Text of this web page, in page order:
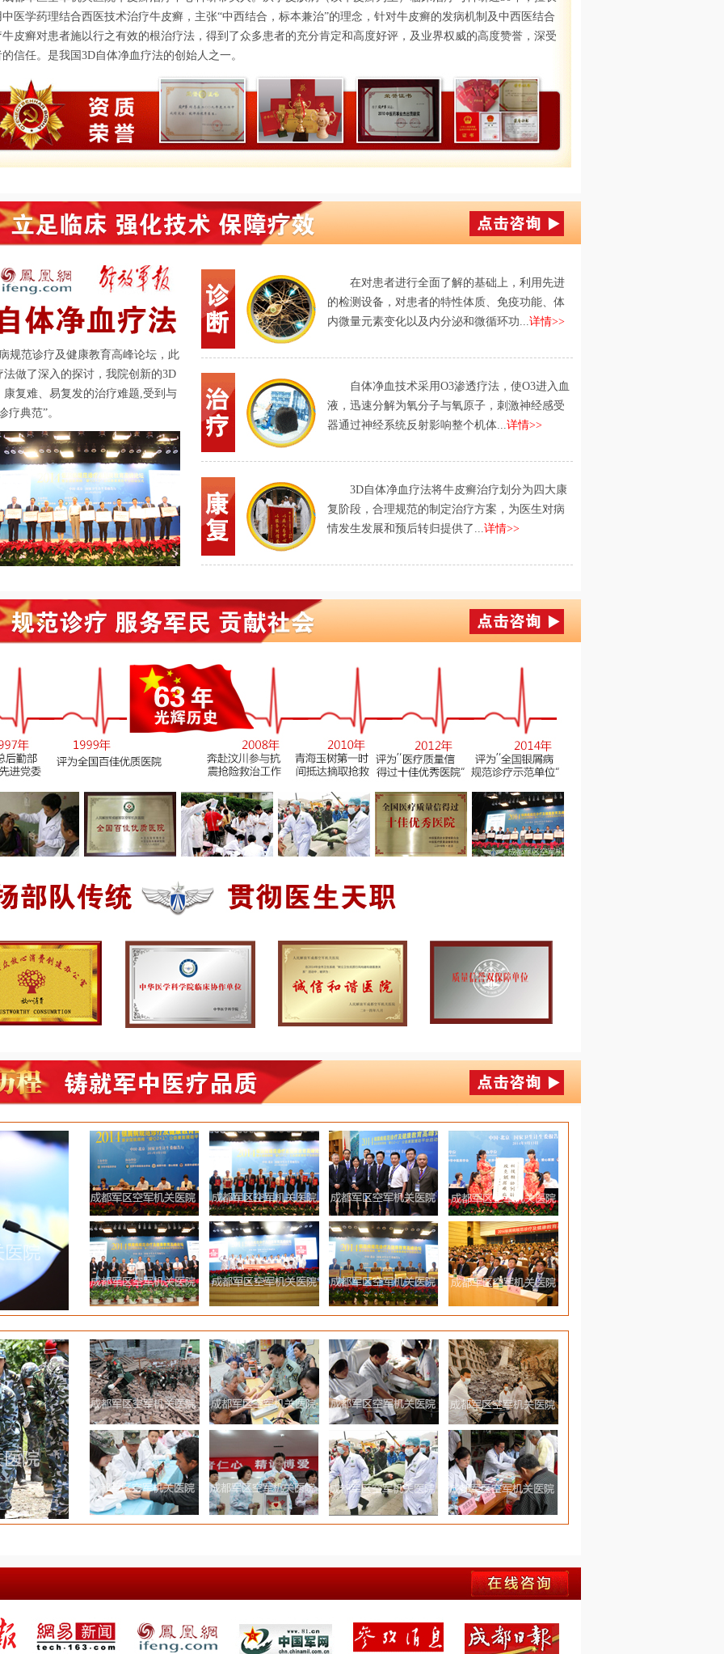
中医学药理结合西医技术治疗牛皮癣，主张“中西结合，标本兼治”的理念，针对牛皮癣的发病机制及中西医结合
牛皮癣对患者施以行之有效的根治疗法，得到了众多患者的充分肯定和高度好评，及业界权威的高度赞誉，深受
信任。是我国3D自体净血疗法的创始人之一。
规范诊疗及健康教育高峰论坛，此
做了深入的探讨，我院创新的3D
复难、易复发的治疗难题,受到与
疗典范”。
在对患者进行全面了解的基础上，利用先进
的检测设备，对患者的特性体质、免疫功能、体
内微量元素变化以及内分泌和微循环功...详情>>
自体净血技术采用O3渗透疗法，使O3进入血
液，迅速分解为氧分子与氧原子，刺激神经感受
器通过神经系统反射影响整个机体...详情>>
3D自体净血疗法将牛皮癣治疗划分为四大康
复阶段，合理规范的制定治疗方案，为医生对病
情发生发展和预后转归提供了...详情>>